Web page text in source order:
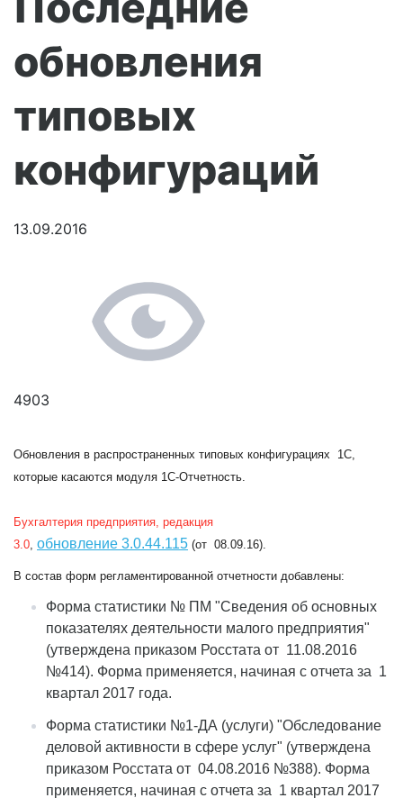
обновления
типовых
конфигураций
13.09.2016
4903
Обновления в распространенных типовых конфигурациях 1C,
которые касаются модуля 1С-Отчетность.
Бухгалтерия предприятия, редакция
3.0, обновление 3.0.44.115 (от 08.09.16).
В состав форм регламентированной отчетности добавлены:
Форма статистики № ПМ "Сведения об основных
показателях деятельности малого предприятия"
(утверждена приказом Росстата от 11.08.2016
№414). Форма применяется, начиная с отчета за 1
квартал 2017 года.
Форма статистики №1-ДА (услуги) "Обследование
деловой активности в сфере услуг" (утверждена
приказом Росстата от 04.08.2016 №388). Форма
применяется, начиная с отчета за 1 квартал 2017